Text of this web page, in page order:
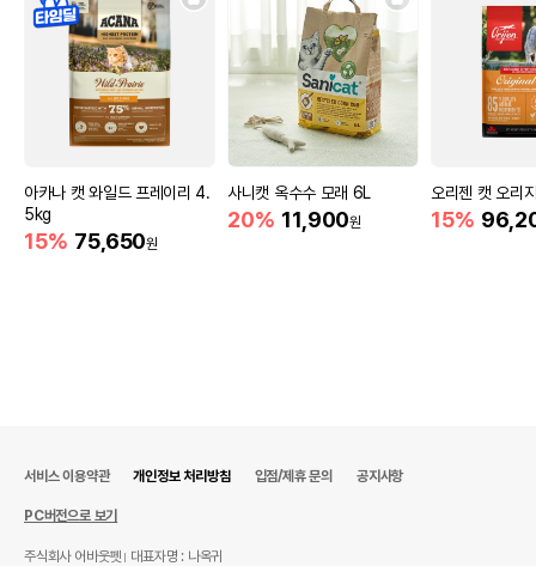
아카나 캣 와일드 프레이리 4.
5kg
15% 75,650원
사니캣 옥수수 모래 6L
20% 11,900원
오리젠 캣 오리
15%
서비스 이용약관 개인정보 처리방침 입점/제휴 문의 공지사항
PC버전으로 보기
주식회사 어바웃펫
대표자명 : 나옥귀